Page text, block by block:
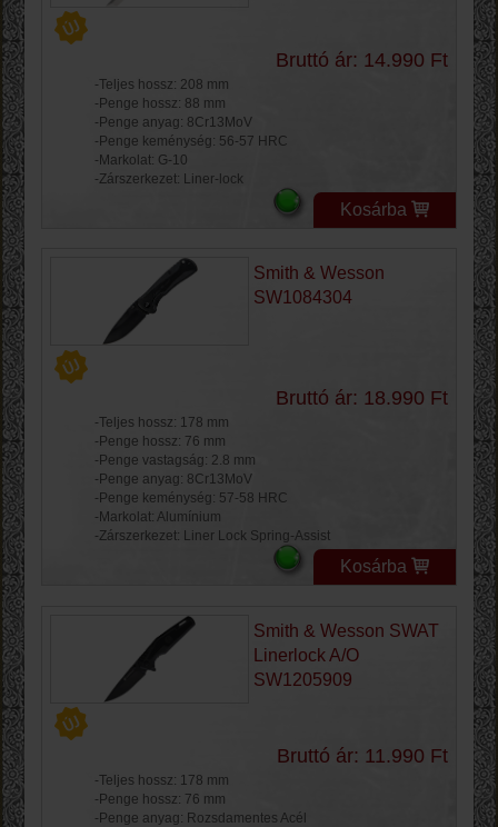
Bruttó ár: 14.990 Ft
-Teljes hossz: 208 mm
-Penge hossz: 88 mm
-Penge anyag: 8Cr13MoV
-Penge keménység: 56-57 HRC
-Markolat: G-10
-Zárszerkezet: Liner-lock
Kosárba
Smith & Wesson
SW1084304
Bruttó ár: 18.990 Ft
-Teljes hossz: 178 mm
-Penge hossz: 76 mm
-Penge vastagság: 2.8 mm
-Penge anyag: 8Cr13MoV
-Penge keménység: 57-58 HRC
-Markolat: Alumínium
-Zárszerkezet: Liner Lock Spring-Assist
Kosárba
Smith & Wesson SWAT
Linerlock A/O
SW1205909
Bruttó ár: 11.990 Ft
-Teljes hossz: 178 mm
-Penge hossz: 76 mm
-Penge anyag: Rozsdamentes Acél